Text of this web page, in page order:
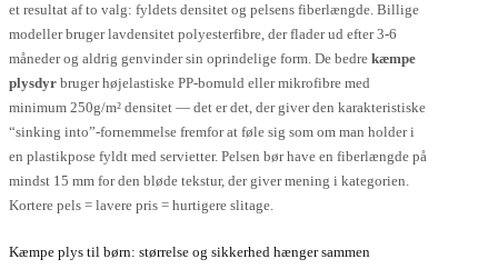
et resultat af to valg: fyldets densitet og pelsens fiberlængde. Billige
modeller bruger lavdensitet polyesterfibre, der flader ud efter 3-6
måneder og aldrig genvinder sin oprindelige form. De bedre kæmpe
plysdyr bruger højelastiske PP-bomuld eller mikrofibre med
minimum 250g/m² densitet — det er det, der giver den karakteristiske
“sinking into”-fornemmelse fremfor at føle sig som om man holder i
en plastikpose fyldt med servietter. Pelsen bør have en fiberlængde på
mindst 15 mm for den bløde tekstur, der giver mening i kategorien.
Kortere pels = lavere pris = hurtigere slitage.
Kæmpe plys til børn: størrelse og sikkerhed hænger sammen